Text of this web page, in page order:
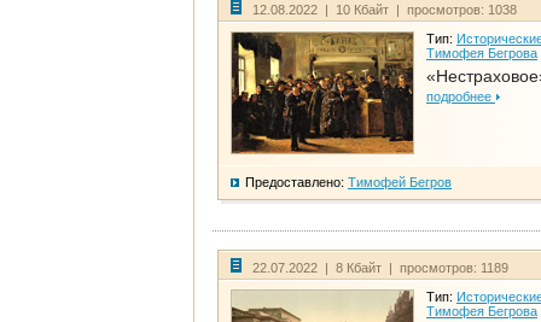
12.08.2022 | 10 Кбайт | просмотров: 1038
Тип:
Тимофея Бегрова
подробнее
Предоставлено: Тимофей Бегров
22.07.2022 | 8 Кбайт | просмотров: 1189
Тип:
Тимофея Бегрова